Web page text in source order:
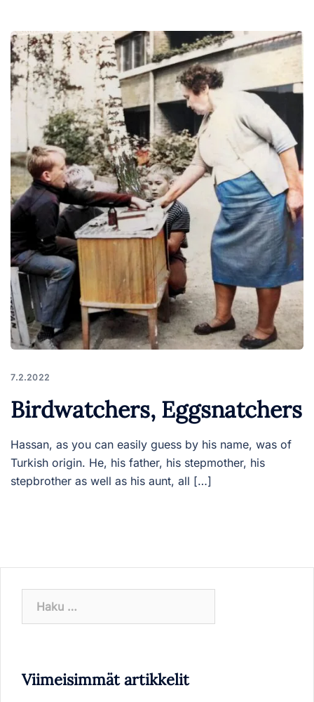
7.2.2022
Birdwatchers, Eggsnatchers
Hassan, as you can easily guess by his name, was of
Turkish origin. He, his father, his stepmother, his
stepbrother as well as his aunt, all […]
Viimeisimmät artikkelit